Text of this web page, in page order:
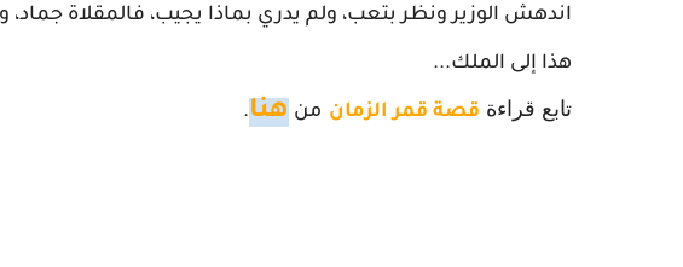
اندهش الوزير ونظر بتعب، ولم يدري بماذا يجيب، فالمقلاة
هذا إلى الملك...
تابع قراءة قصة قمر الزمان من هنا.